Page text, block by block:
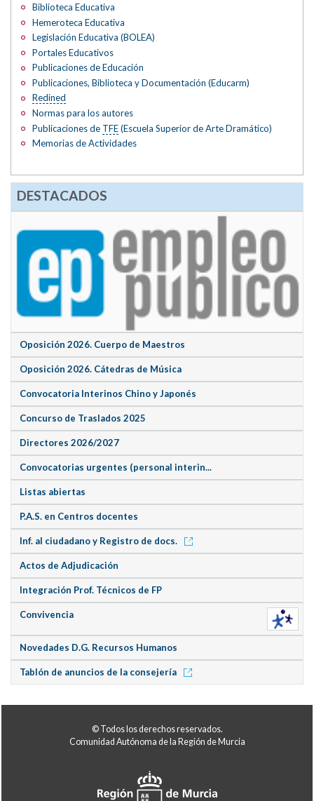
Biblioteca Educativa
Hemeroteca Educativa
Legislación Educativa (BOLEA)
Portales Educativos
Publicaciones de Educación
Publicaciones, Biblioteca y Documentación (Educarm)
Redined
Normas para los autores
Publicaciones de TFE(Escuela Superior de Arte Dramático)
Memorias de Actividades
DESTACADOS
Oposición 2026. Cuerpo de Maestros
Oposición 2026. Cátedras de Música
Convocatoria Interinos Chino y Japonés
Concurso de Traslados 2025
Directores 2026/2027
Convocatorias urgentes (personal interin...
Listas abiertas
P.A.S. en Centros docentes
Inf. al ciudadano y Registro de docs.
Actos de Adjudicación
Integración Prof. Técnicos de FP
Convivencia
Novedades D.G. Recursos Humanos
Tablón de anuncios de la consejería
© Todos los derechos reservados.
Comunidad Autónoma de la Región de Murcia